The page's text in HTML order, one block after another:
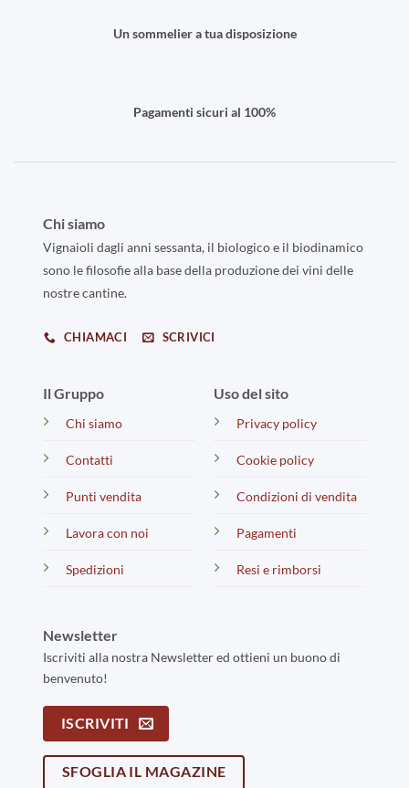
Un sommelier a tua disposizione
Pagamenti sicuri al 100%
Chi siamo
Vignaioli dagli anni sessanta, il biologico e il biodinamico
sono le filosofie alla base della produzione dei vini delle
nostre cantine.
CHIAMACI SCRIVICI
Il Gruppo
Chi siamo
Contatti
Punti vendita
Lavora con noi
Spedizioni
Uso del sito
Privacy policy
Cookie policy
Condizioni di vendita
Pagamenti
Resi e rimborsi
Newsletter
Iscriviti alla nostra Newsletter ed ottieni un buono di
benvenuto!
ISCRIVITI
SFOGLIA IL MAGAZINE